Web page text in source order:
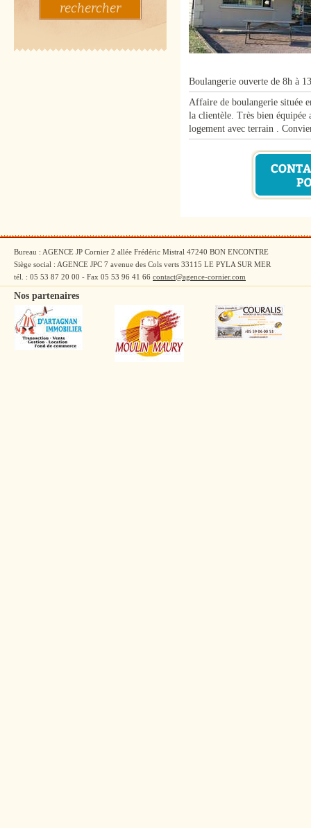
rechercher
Boulangerie ouverte de 8h à
Affaire de boulangerie située
la clientèle. Très bien
logement avec terrain .
Bureau : AGENCE JP Cornier 2 allée Frédéric Mistral 47240 BON ENCONTRE
Siège social : AGENCE JPC 7 avenue des Cols verts 33115 LE PYLA SUR MER
tél. : 05 53 87 20 00 - Fax 05 53 96 41 66 contact@agence-cornier.com
Nos partenaires